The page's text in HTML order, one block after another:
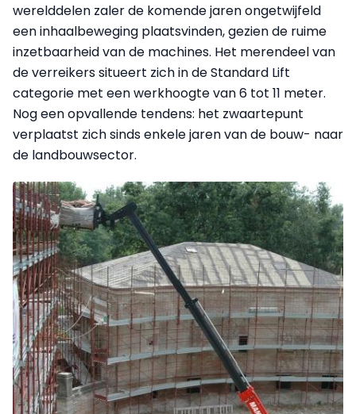
werelddelen zaler de komende jaren ongetwijfeld
een inhaalbeweging plaatsvinden, gezien de ruime
inzetbaarheid van de machines. Het merendeel van
de verreikers situeert zich in de Standard Lift
categorie met een werkhoogte van 6 tot 11 meter.
Nog een opvallende tendens: het zwaartepunt
verplaatst zich sinds enkele jaren van de bouw- naar
de landbouwsector.